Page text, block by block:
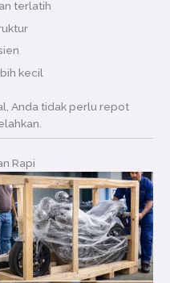
terlatih
kecil
Anda tidak perlu repot
Rapi